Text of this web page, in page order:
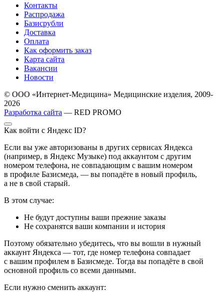
Контакты
Распродажа
Базисрубли
Доставка
Оплата
Как оформить заказ
Карта сайта
Вакансии
Новости
© ООО «Интернет-Медицина» Медицинские изделия, 2009-
2026
Разработка сайта — RED PROMO
Как войти с Яндекс ID?
Если вы уже авторизованы в других сервисах Яндекса
(например, в Яндекс Музыке) под аккаунтом с другим
номером телефона, не совпадающим с вашим номером
в профиле Базисмеда, — вы попадёте в новый профиль,
а не в свой старый.
В этом случае:
Не будут доступны ваши прежние заказы
Не сохранятся ваши компании и история
Поэтому обязательно убедитесь, что вы вошли в нужный
аккаунт Яндекса — тот, где номер телефона совпадает
с вашим профилем в Базисмеде. Тогда вы попадёте в свой
основной профиль со всеми данными.
Если нужно сменить аккаунт: